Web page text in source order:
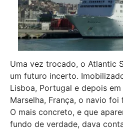
Uma vez trocado, o Atlantic
um futuro incerto.
Lisboa, Portugal e depois
Marselha, França, o navio
O mais concreto, e que
fundo de verdade, dava